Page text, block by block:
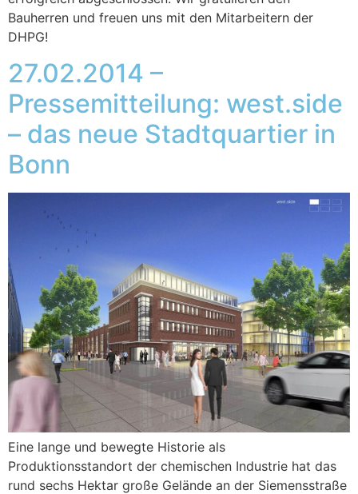
Bauherren und freuen uns mit den Mitarbeitern der
DHPG!
27.02.2014 –
Pressemitteilung: west.side
– das neue Stadtquartier in
Bonn
Eine lange und bewegte Historie als
Produktionsstandort der chemischen Industrie hat das
rund sechs Hektar große Gelände an der Siemensstraße